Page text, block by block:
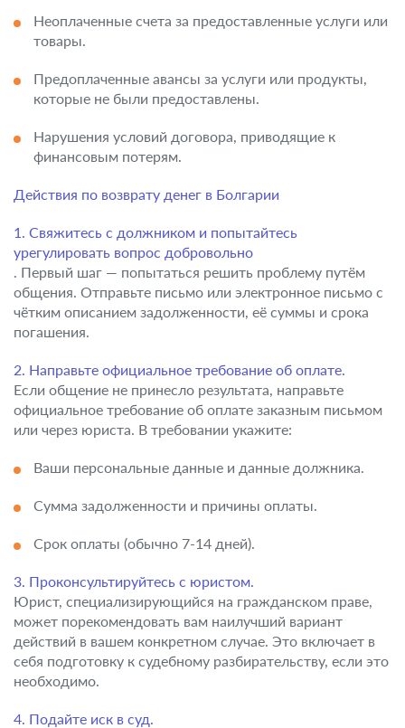
Неоплаченные счета за предоставленные услуги или
товары.
Предоплаченные авансы за услуги или продукты,
которые не были предоставлены.
Нарушения условий договора, приводящие к
финансовым потерям.
Действия по возврату денег в Болгарии
1. Свяжитесь с должником и попытайтесь
урегулировать вопрос добровольно
. Первый шаг — попытаться решить проблему путём
общения. Отправьте письмо или электронное письмо с
чётким описанием задолженности, её суммы и срока
погашения.
2. Направьте официальное требование об оплате.
Если общение не принесло результата, направьте
официальное требование об оплате заказным письмом
или через юриста. В требовании укажите:
Ваши персональные данные и данные должника.
Сумма задолженности и причины оплаты.
Срок оплаты (обычно 7-14 дней).
3. Проконсультируйтесь с юристом.
Юрист, специализирующийся на гражданском праве,
может порекомендовать вам наилучший вариант
действий в вашем конкретном случае. Это включает в
себя подготовку к судебному разбирательству, если это
необходимо.
4. Подайте иск в суд.